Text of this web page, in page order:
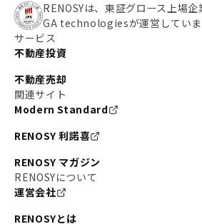
RENOSYは、東証グロース上場企
GA technologiesが運営していま
サービス
不動産投資
不動産売却
関連サイト
Modern Standard
RENOSY 利諾喜
RENOSY マガジン
RENOSYについて
運営会社
RENOSYとは